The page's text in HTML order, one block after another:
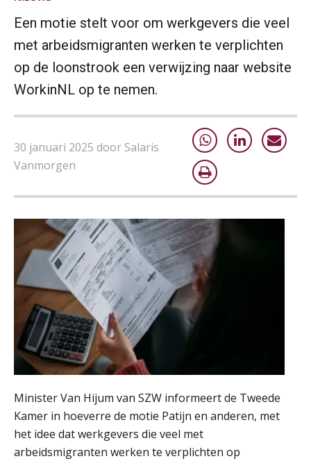
Een motie stelt voor om werkgevers die veel
met arbeidsmigranten werken te verplichten
op de loonstrook een verwijzing naar website
WorkinNL op te nemen.
30 januari 2025 door Salaris
Vanmorgen
Minister Van Hijum van SZW informeert de Tweede
Kamer in hoeverre de motie Patijn en anderen, met
het idee dat werkgevers die veel met
arbeidsmigranten werken te verplichten op